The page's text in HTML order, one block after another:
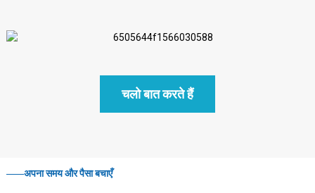
चलो बात करते हैं
अपना समय और पैसा बचाएँ